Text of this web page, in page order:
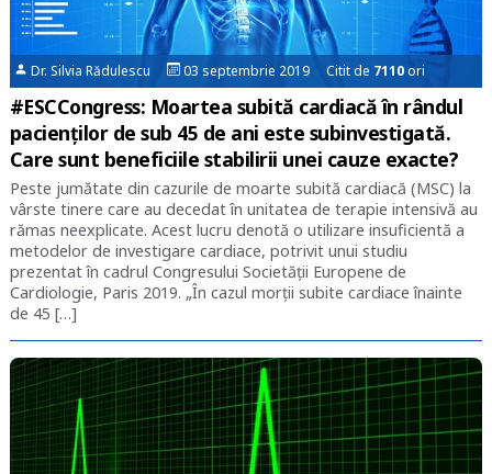
Dr. Silvia Rădulescu 03 septembrie 2019 Citit de 7110ori
#ESCCongress: Moartea subită cardiacă în rândul
pacienților de sub 45 de ani este subinvestigată.
Care sunt beneficiile stabilirii unei cauze exacte?
Peste jumătate din cazurile de moarte subită cardiacă (MSC) la
vârste tinere care au decedat în unitatea de terapie intensivă au
rămas neexplicate. Acest lucru denotă o utilizare insuficientă a
metodelor de investigare cardiace, potrivit unui studiu
prezentat în cadrul Congresului Societății Europene de
Cardiologie, Paris 2019. „În cazul morții subite cardiace înainte
de 45 […]